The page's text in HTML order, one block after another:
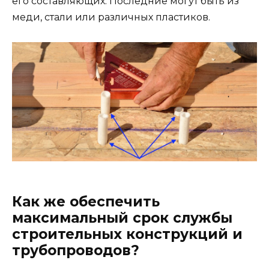
меди, стали или различных пластиков.
Как же обеспечить
максимальный срок службы
строительных конструкций и
трубопроводов?